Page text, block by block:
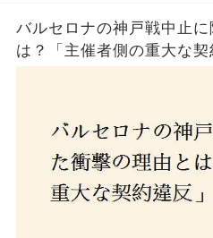
バルセロナの神戸戦中止
は？「主催者側の重大な